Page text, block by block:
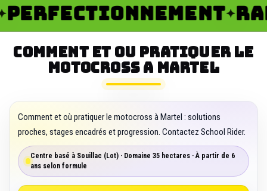
✦
COMMENT ET OU PRATIQUER LE
MOTOCROSS A MARTEL
Comment et où pratiquer le motocross à Martel : solutions
proches, stages encadrés et progression. Contactez School Rider.
Centre basé à Souillac (Lot) · Domaine 35 hectares · À partir de 6
ans selon formule